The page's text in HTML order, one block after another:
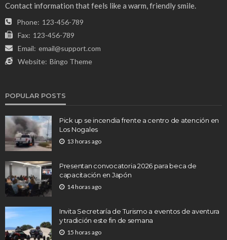
Contact information that feels like a warm, friendly smile.
Phone: 123-456-789
Fax: 123-456-789
Email: email@support.com
Website: Bingo Theme
POPULAR POSTS
Pick up se incendia frente a centro de atención en
Los Nogales
13 horas ago
Presentan convocatoria 2026 para beca de
capacitación en Japón
14 horas ago
Invita Secretaría de Turismo a eventos de aventura
y tradición este fin de semana
15 horas ago